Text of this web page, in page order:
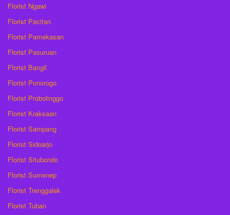
Florist Ngawi
Florist Pacitan
Florist Pamekasan
Florist Pasuruan
Florist Bangil
Florist Ponorogo
Florist Probolinggo
Florist Kraksaan
Florist Sampang
Florist Sidoarjo
Florist Situbondo
Florist Sumenep
Florist Trenggalek
Florist Tuban